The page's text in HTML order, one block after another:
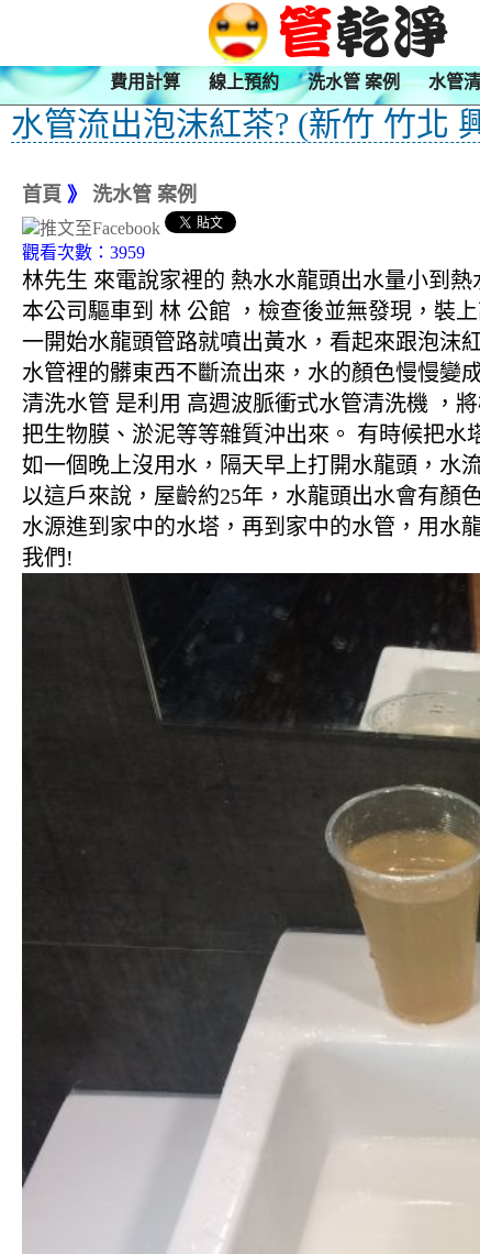
費用計算 線上預約 洗水管 案例 水管
水管流出泡沫紅茶? (新竹 竹北
首頁 》 洗水管 案例
觀看次數：3959
林先生 來電說家裡的 熱水水龍頭出水量小到
本公司驅車到 林 公館 ，檢查後並無發現，裝
一開始水龍頭管路就噴出黃水，看起來跟泡沫
水管裡的髒東西不斷流出來，水的顏色慢慢變
清洗水管 是利用 高週波脈衝式水管清洗機 ，
把生物膜、淤泥等等雜質沖出來。 有時候把水
如一個晚上沒用水，隔天早上打開水龍頭，水
以這戶來說，屋齡約25年，水龍頭出水會有顏
水源進到家中的水塔，再到家中的水管，用水
我們!